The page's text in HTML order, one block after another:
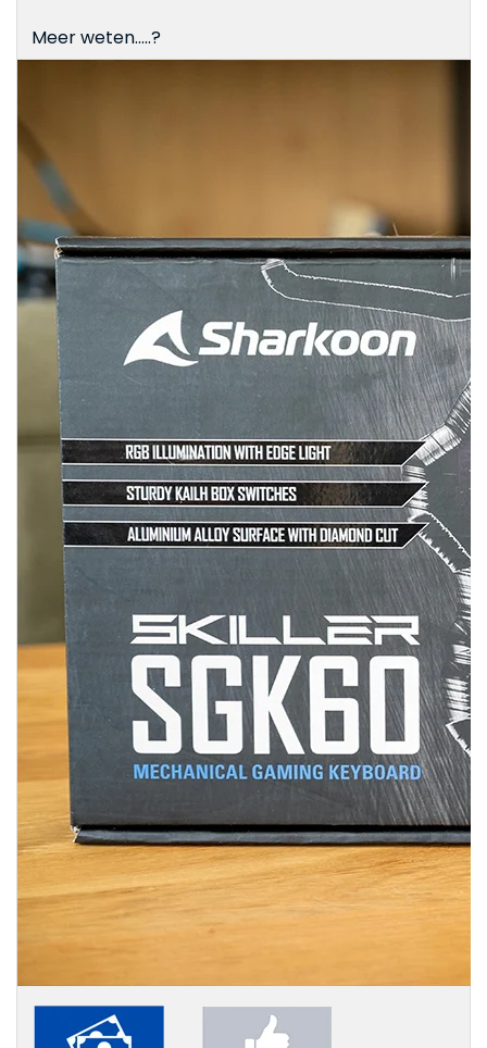
Meer weten.....?